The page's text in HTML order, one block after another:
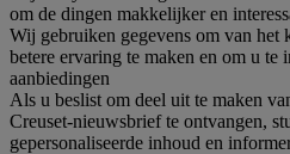
om de dingen makkelijker en
Wij gebruiken gegevens om van het
betere ervaring te maken en om u te
aanbiedingen
Als u beslist om deel uit te maken
Creuset-nieuwsbrief te ontvangen,
gepersonaliseerde inhoud en